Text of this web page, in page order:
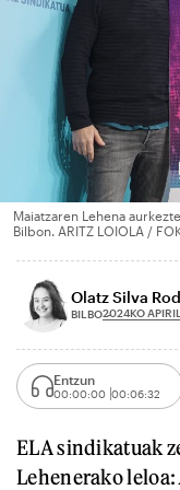
Maiatzaren Lehena
Bilbon. ARITZ LOIOLA /
Olatz Silva
BILBO2024KO
Entzun
00:00:00 00:06:32
ELA sindikatuak
Lehenerako leloa: